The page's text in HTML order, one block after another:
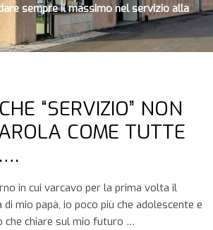
sempre il massimo nel servizio alla
“SERVIZIO” NON
COME TUTTE
in cui varcavo per la prima volta il
di mio papà, io poco più che adolescente e
che chiare sul mio futuro …